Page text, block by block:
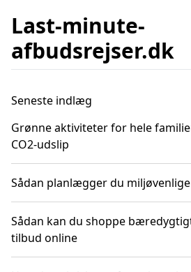
Last-minute-
afbudsrejser.dk
Seneste indlæg
Grønne aktiviteter for hele
CO2-udslip
Sådan planlægger du
Sådan kan du shoppe
tilbud online